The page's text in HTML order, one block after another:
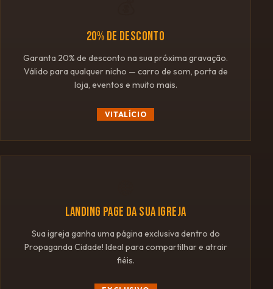
20% DE DESCONTO
Garanta 20% de desconto na sua próxima gravação.
Válido para qualquer nicho — carro de som, porta de
loja, eventos e muito mais.
VITALÍCIO
LANDING PAGE DA SUA IGREJA
Sua igreja ganha uma página exclusiva dentro do
Propaganda Cidade! Ideal para compartilhar e atrair
fiéis.